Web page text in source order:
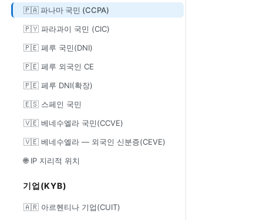
🇵🇦 파나마 국민 (CCPA)
🇵🇾 파라과이 국민 (CIC)
🇵🇪 페루 국민(DNI)
🇵🇪 페루 외국인 CE
🇵🇪 페루 DNI(확장)
🇪🇸 스페인 국민
🇻🇪 베네수엘라 국민(CCVE)
🇻🇪 베네수엘라 — 외국인 신분증(CEVE)
🌐 IP 지리적 위치
기업(KYB)
🇦🇷 아르헨티나 기업(CUIT)